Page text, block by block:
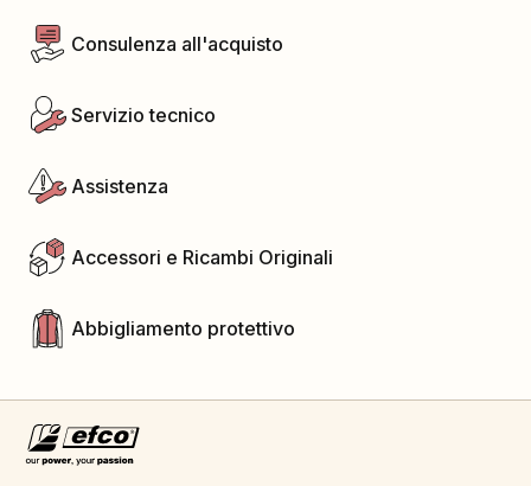
Consulenza all'acquisto
Servizio tecnico
Assistenza
Accessori e Ricambi Originali
Abbigliamento protettivo